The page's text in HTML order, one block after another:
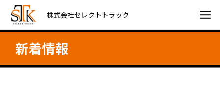
株式会社セレクトトラック
新着情報